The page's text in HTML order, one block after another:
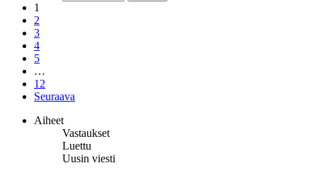
1
2
3
4
5
…
12
Seuraava
Aiheet
Vastaukset
Luettu
Uusin viesti